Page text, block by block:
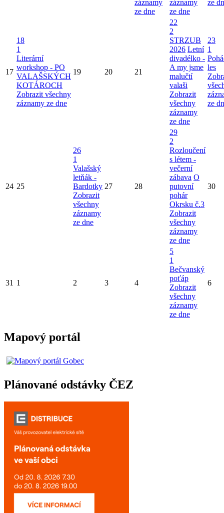
záznamy
ze dne
záznamy
ze dne
ze
17
18
1
Literární
workshop - PO
VALAŠSKÝCH
KOTÁROCH
Zobrazit všechny
záznamy ze dne
19 20 21
22
2
STRZUB
2026 Letní
divadélko -
A my jsme
malučtí
valaši
Zobrazit
všechny
záznamy
ze dne
23
1
les
ze
24 25
26
1
Valašský
letňák -
Bardotky
Zobrazit
všechny
záznamy
ze dne
27 28
29
2
Rozloučení
s létem -
večerní
zábava O
putovní
pohár
Okrsku č.3
Zobrazit
všechny
záznamy
ze dne
30
31 1 2 3 4
5
1
Bečvanský
poťáp
Zobrazit
všechny
záznamy
ze dne
6
Mapový portál
Plánované odstávky ČEZ